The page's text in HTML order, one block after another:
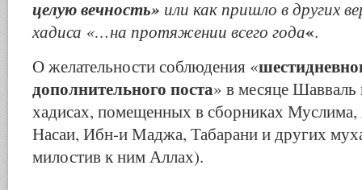
целую вечность» или как пришло в других
хадиса «…на протяжении всего года«.
О желательности соблюдения «
дополнительного поста» в месяце Шавваль
хадисах, помещенных в сборниках Муслима,
Насаи, Ибн-и Маджа, Табарани и других
милостив к ним Аллах).